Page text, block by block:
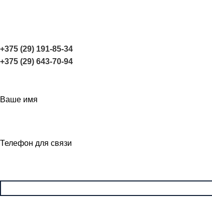
+375 (29) 191-85-34
+375 (29) 643-70-94
Ваше имя
Телефон для связи